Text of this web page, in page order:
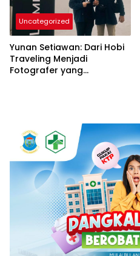
Uncategorized
Yunan Setiawan: Dari Hobi
Traveling Menjadi
Fotografer yang